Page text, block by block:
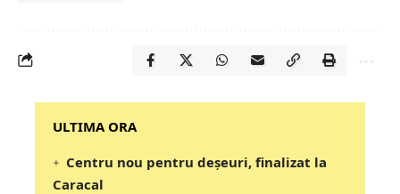
‎‎‎‎‎‎‎ULTIMA ORA
Centru nou pentru deșeuri, finalizat la
Caracal